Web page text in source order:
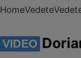
HomeVedete
VIDEO